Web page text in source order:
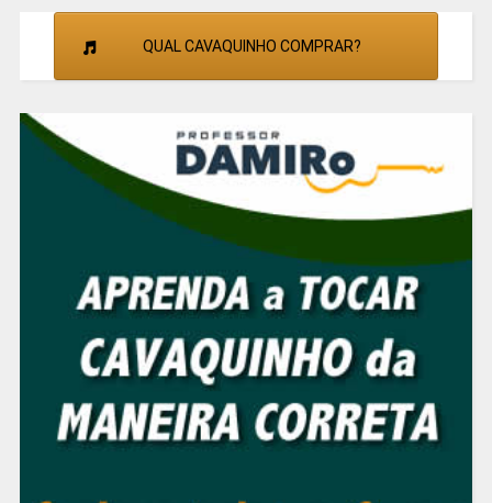
QUAL CAVAQUINHO COMPRAR?